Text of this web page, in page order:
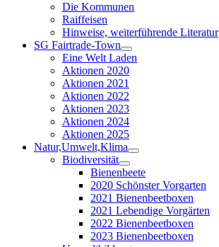
Die Kommunen
Raiffeisen
Hinweise, weiterführende Literatur
SG Fairtrade-Town
Eine Welt Laden
Aktionen 2020
Aktionen 2021
Aktionen 2022
Aktionen 2023
Aktionen 2024
Aktionen 2025
Natur,Umwelt,Klima
Biodiversität
Bienenbeete
2020 Schönster Vorgarten
2021 Bienenbeetboxen
2021 Lebendige Vorgärten
2022 Bienenbeetboxen
2023 Bienenbeetboxen